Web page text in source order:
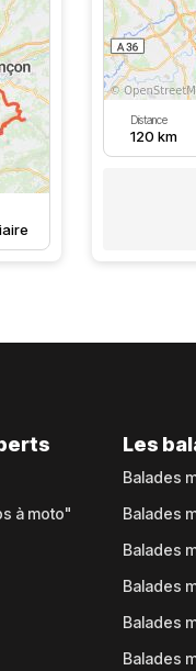
Distance
120 km
à moto"
Les
Balades
Balades
Balades
Balades
Balades
Balades